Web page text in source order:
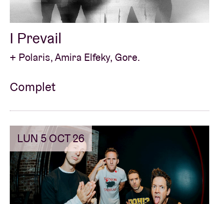
I Prevail
+ Polaris, Amira Elfeky, Gore.
Complet
LUN 5 OCT 26